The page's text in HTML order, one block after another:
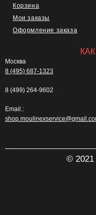
Корзина
Мои заказы
Оформление заказа
Москва
8 (495) 687-1323
8 (499) 264-9602
Email.:
© 2021